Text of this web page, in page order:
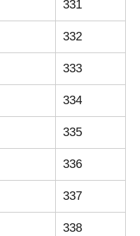
331
332
333
334
335
336
337
338